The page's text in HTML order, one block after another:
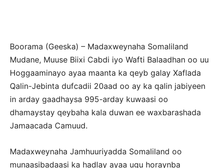
Boorama (Geeska) – Madaxweynaha Somaliland
Mudane, Muuse Biixi Cabdi iyo Wafti Balaadhan oo uu
Hoggaaminayo ayaa maanta ka qeyb galay Xaflada
Qalin-Jebinta dufcadii 20aad oo ay ka qalin jabiyeen
in arday gaadhaysa 995-arday kuwaasi oo
dhamaystay qeybaha kala duwan ee waxbarashada
Jamaacada Camuud.
Madaxweynaha Jamhuuriyadda Somaliland oo
munaasibadaasi ka hadlay ayaa ugu horaynba